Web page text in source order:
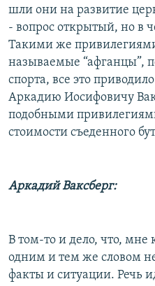
шли они на развитие
- вопрос открытый, но в
Такими же
называемые “афганцы”,
спорта, все это
Аркадию Иосифовичу
подобными
стоимости съеденного
Аркадий Ваксберг:
В том-то и дело, что,
одним и тем же словом
факты и ситуации. Речь